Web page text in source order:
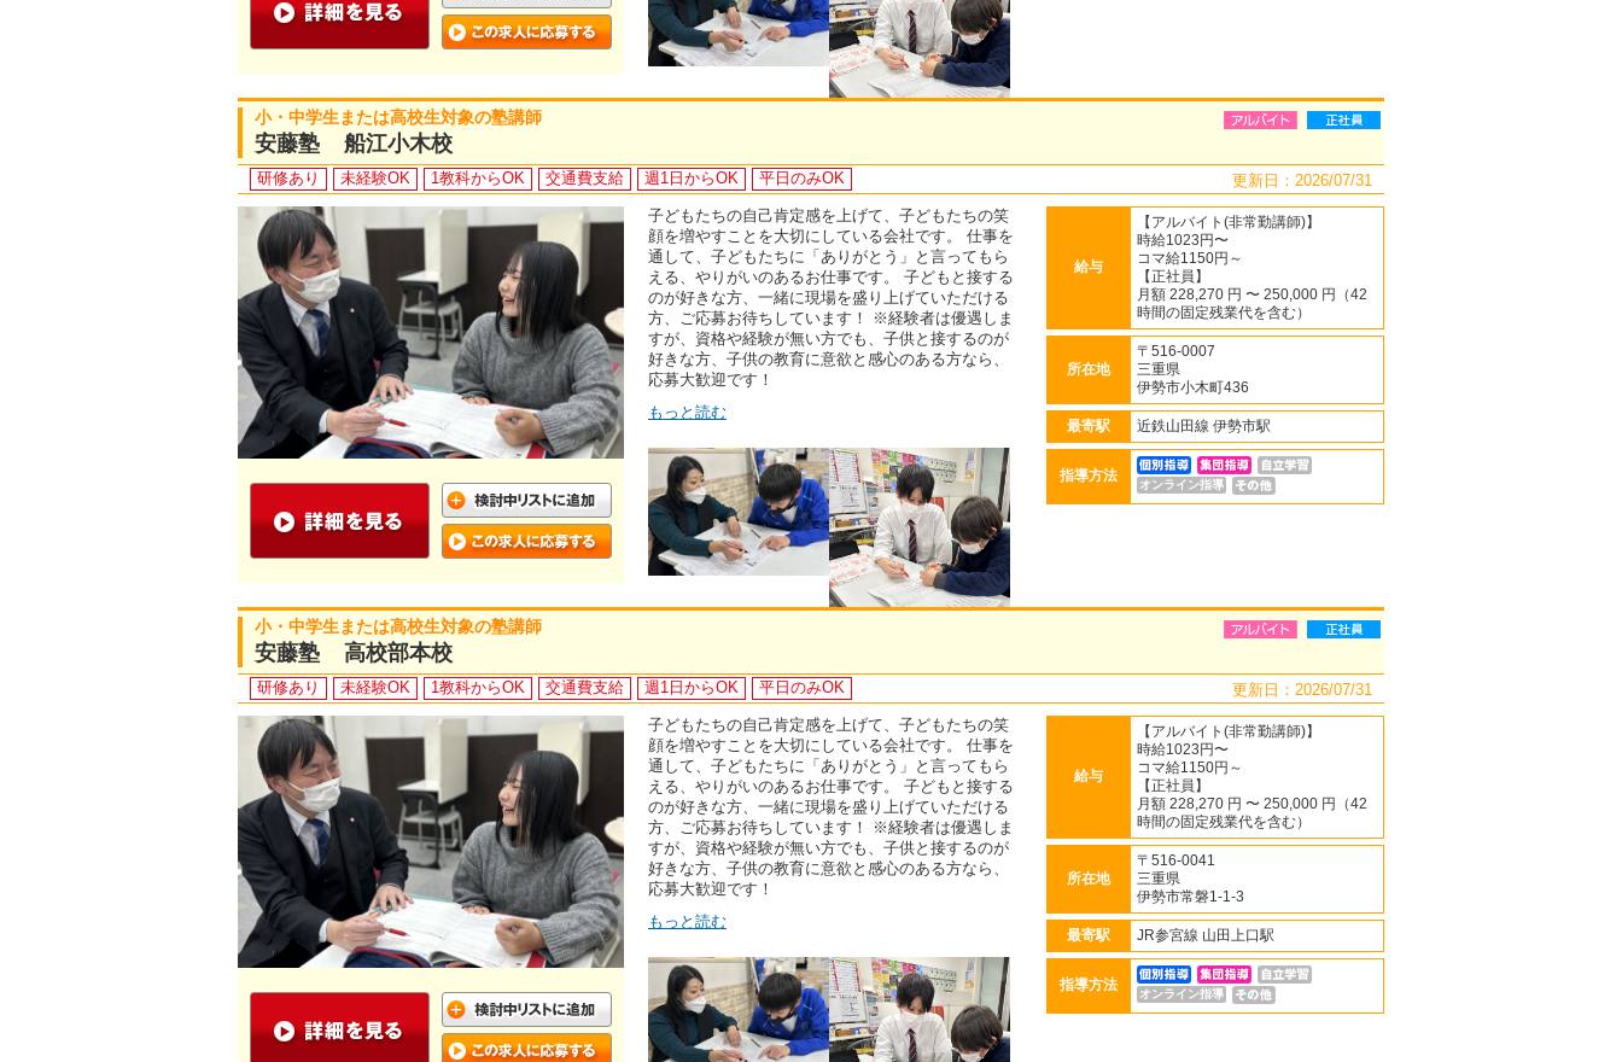
小・中学生または高校生対象の塾講師
安藤塾 船江小木校
研修あり 未経験OK 1教科からOK 交通費支給 週1日からOK 平日のみOK
更新日：2026/07/31
子どもたちの自己肯定感を上げて、子どもたちの笑
顔を増やすことを大切にしている会社です。 仕事を
通して、子どもたちに「ありがとう」と言ってもら
える、やりがいのあるお仕事です。 子どもと接する
のが好きな方、一緒に現場を盛り上げていただける
方、ご応募お待ちしています！ ※経験者は優遇しま
すが、資格や経験が無い方でも、子供と接するのが
好きな方、子供の教育に意欲と感心のある方なら、
応募大歓迎です！
もっと読む
給与
【アルバイト(非常勤講師)】
時給1023円〜
コマ給1150円～
【正社員】
月額 228,270 円 〜 250,000 円（42
時間の固定残業代を含む）
所在地
〒516-0007
三重県
伊勢市小木町436
最寄駅 近鉄山田線 伊勢市駅
指導方法
オンライン指導
小・中学生または高校生対象の塾講師
安藤塾 高校部本校
研修あり 未経験OK 1教科からOK 交通費支給 週1日からOK 平日のみOK
更新日：2026/07/31
子どもたちの自己肯定感を上げて、子どもたちの笑
顔を増やすことを大切にしている会社です。 仕事を
通して、子どもたちに「ありがとう」と言ってもら
える、やりがいのあるお仕事です。 子どもと接する
のが好きな方、一緒に現場を盛り上げていただける
方、ご応募お待ちしています！ ※経験者は優遇しま
すが、資格や経験が無い方でも、子供と接するのが
好きな方、子供の教育に意欲と感心のある方なら、
応募大歓迎です！
もっと読む
給与
【アルバイト(非常勤講師)】
時給1023円〜
コマ給1150円～
【正社員】
月額 228,270 円 〜 250,000 円（42
時間の固定残業代を含む）
所在地
〒516-0041
三重県
伊勢市常磐1-1-3
最寄駅 JR参宮線 山田上口駅
指導方法
オンライン指導